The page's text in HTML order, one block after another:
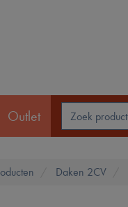
Outlet
Daken 2CV